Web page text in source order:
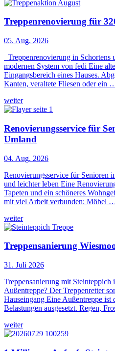
Treppenrenovierung für
05. Aug. 2026
Treppenrenovierung in Schortens
modernen System von fedi Eine
Eingangsbereich eines Hauses.
Kanten, veraltete Fliesen oder ein
weiter
Renovierungsservice für
Umland
04. Aug. 2026
Renovierungsservice für Senioren
und leichter leben Eine
Tapeten und ein schöneres
mit viel Arbeit verbunden: Möbel
weiter
Treppensanierung
31. Juli 2026
Treppensanierung mit
Außentreppe? Der Treppenretter
Hauseingang Eine Außentreppe ist
Belastungen ausgesetzt. Regen,
weiter